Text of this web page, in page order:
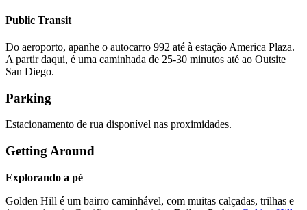
Public Transit
Do aeroporto, apanhe o autocarro 992 até à estação America Plaza.
A partir daqui, é uma caminhada de 25-30 minutos até ao Outsite
San Diego.
Parking
Estacionamento de rua disponível nas proximidades.
Getting Around
Explorando a pé
Golden Hill é um bairro caminhável, com muitas calçadas, trilhas e